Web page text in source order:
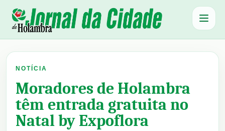
Abrir
NOTÍCIA
Moradores de Holambra
têm entrada gratuita no
Natal by Expoflora